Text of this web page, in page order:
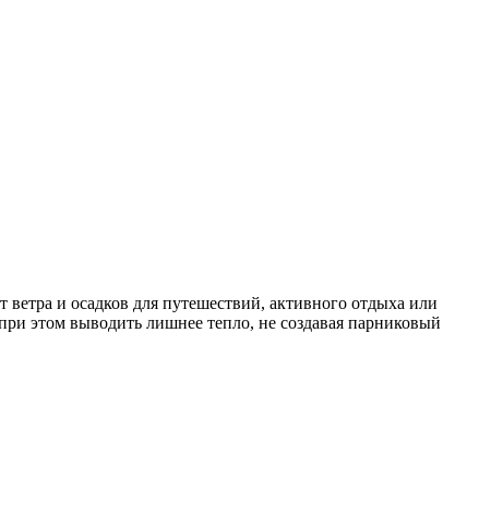
и осадков для путешествий, активного отдыха или
этом выводить лишнее тепло, не создавая парниковый